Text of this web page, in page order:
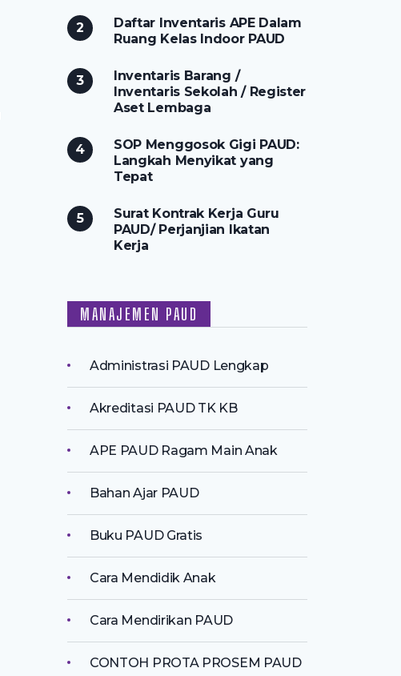
Daftar Inventaris APE Dalam
Ruang Kelas Indoor PAUD
Inventaris Barang /
Inventaris Sekolah / Register
Aset Lembaga
SOP Menggosok Gigi PAUD:
Langkah Menyikat yang
Tepat
Surat Kontrak Kerja Guru
PAUD/ Perjanjian Ikatan
Kerja
MANAJEMEN PAUD
Administrasi PAUD Lengkap
Akreditasi PAUD TK KB
APE PAUD Ragam Main Anak
Bahan Ajar PAUD
Buku PAUD Gratis
Cara Mendidik Anak
Cara Mendirikan PAUD
CONTOH PROTA PROSEM PAUD